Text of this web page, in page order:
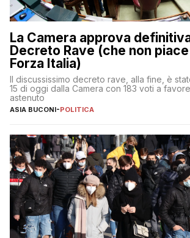
La Camera approva
Decreto Rave (che non
Forza Italia)
Il discussissimo decreto rave, alla fine, è
15 di oggi dalla Camera con 183 voti a
astenuto
ASIA BUCONI-POLITICA